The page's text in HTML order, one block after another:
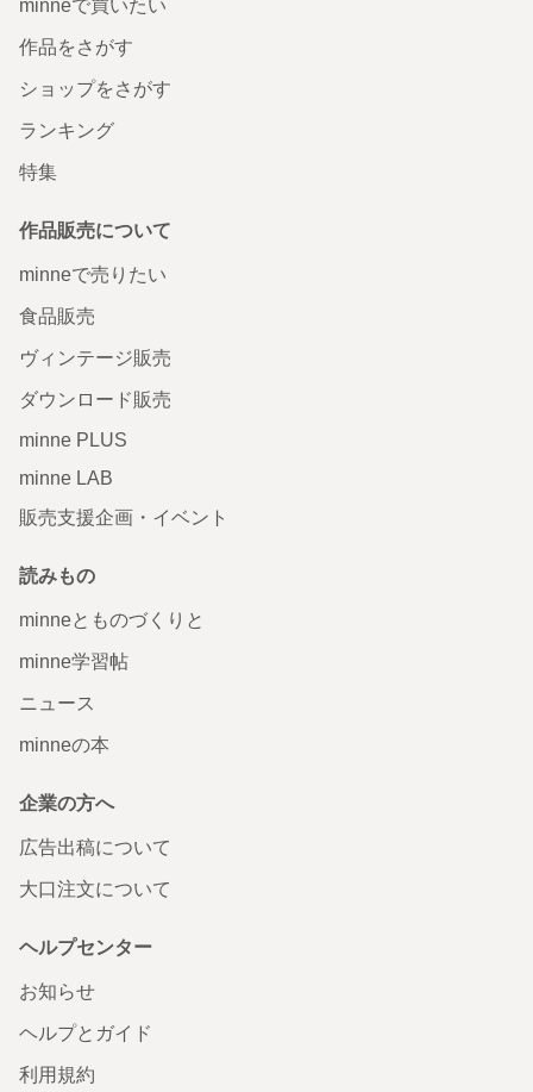
minneで買いたい
作品をさがす
ショップをさがす
ランキング
特集
作品販売について
minneで売りたい
食品販売
ヴィンテージ販売
ダウンロード販売
minne PLUS
minne LAB
販売支援企画・イベント
読みもの
minneとものづくりと
minne学習帖
ニュース
minneの本
企業の方へ
広告出稿について
大口注文について
ヘルプセンター
お知らせ
ヘルプとガイド
利用規約